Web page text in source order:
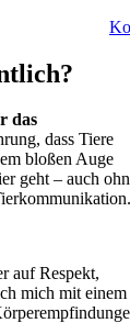
das
dass Tiere
bloßen Auge
geht – auch
auf Respekt,
mich mit einem